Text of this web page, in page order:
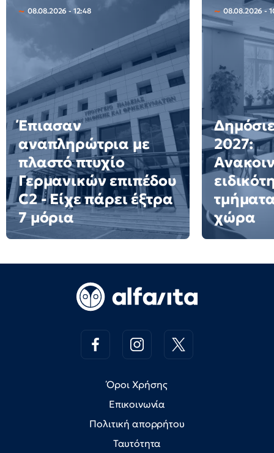
08.08.2026 - 12:48
Έπιασαν
αναπληρώτρια με
πλαστό πτυχίο
Γερμανικών επιπέδου
C2 - Είχε πάρει έξτρα
7 μόρια
08.08.2026 -
2027:
χώρα
Όροι Χρήσης
Επικοινωνία
Πολιτική απορρήτου
Ταυτότητα